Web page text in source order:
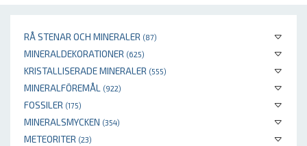
RÅ STENAR OCH MINERALER (87)
MINERALDEKORATIONER (625)
KRISTALLISERADE MINERALER (555)
MINERALFÖREMÅL (922)
FOSSILER (175)
MINERALSMYCKEN (354)
METEORITER (23)